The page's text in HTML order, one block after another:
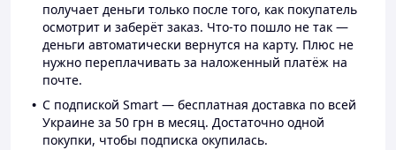
получает деньги только после того, как покупатель
осмотрит и заберёт заказ. Что-то пошло не так —
деньги автоматически вернутся на карту. Плюс не
нужно переплачивать за наложенный платёж на
почте.
С подпиской Smart — бесплатная доставка по всей
Украине за 50 грн в месяц. Достаточно одной
покупки, чтобы подписка окупилась.